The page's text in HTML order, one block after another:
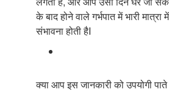
के बाद होने वाले गर्भपात में भारी
संभावना होती हैI
क्या आप इस जानकारी को उपयोगी